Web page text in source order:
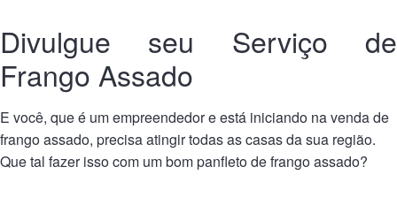
Divulgue seu Serviço de
Frango Assado
E você, que é um empreendedor e está iniciando na venda de
frango assado, precisa atingir todas as casas da sua região.
Que tal fazer isso com um bom panfleto de frango assado?